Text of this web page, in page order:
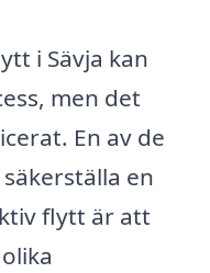
i Sävja kan
men det
En av de
en
flytt är att